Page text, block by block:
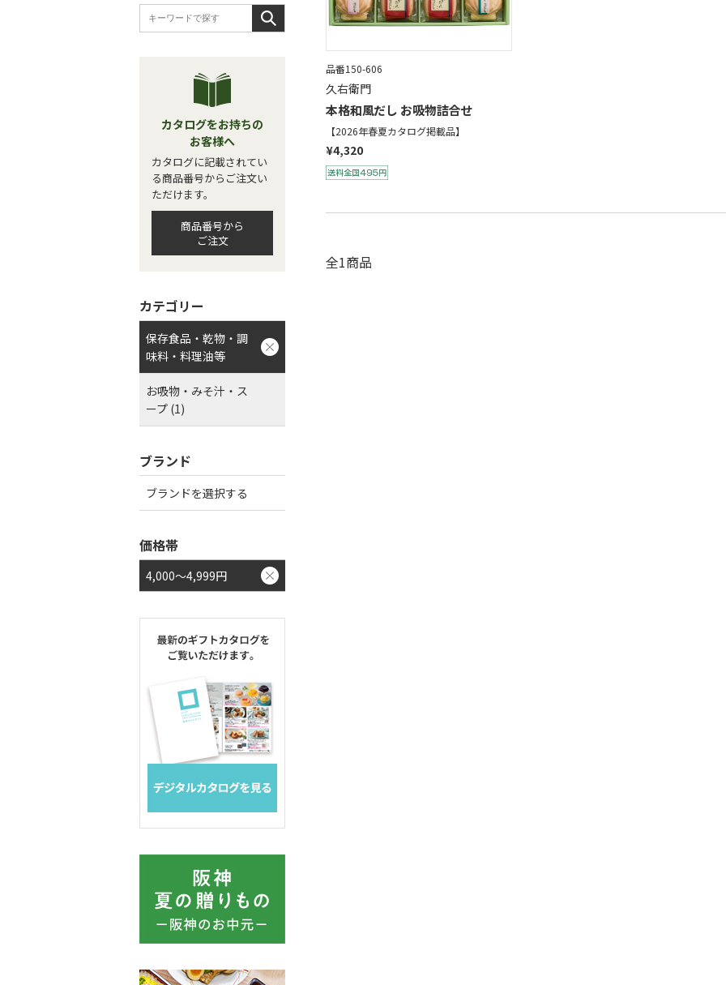
品番150-606
久右衛門
本格和風だし お吸物詰合せ
【2026年春夏カタログ掲載品】
¥4,320
全1商品
カタログをお持ちの
お客様へ
カタログに記載されてい
る商品番号からご注文い
ただけます。
商品番号から
ご注文
カテゴリー
保存食品・乾物・調
味料・料理油等
お吸物・みそ汁・ス
ープ (1)
ブランド
ブランドを選択する
価格帯
4,000～4,999円